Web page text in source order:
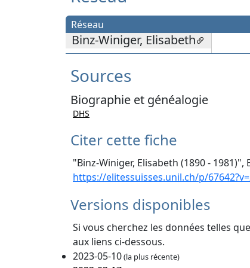
Réseau
Binz-Winiger, Elisabeth
Sources
Biographie et généalogie
DHS
Citer cette fiche
"Binz-Winiger, Elisabeth (1890 -
https://elitessuisses.unil.ch/p/
Versions disponibles
Si vous cherchez les données telles
aux liens ci-dessous.
2023-05-10(la plus récente)